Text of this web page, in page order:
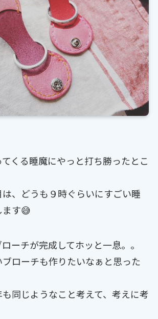
くる睡魔にやっと打ち勝ったとこ
、どうも９時ぐらいにすごい睡
す😅
ーチが完成してホッと一息。。
ローチも作りたいなぁと思った
同じようなこと考えて、考えに考